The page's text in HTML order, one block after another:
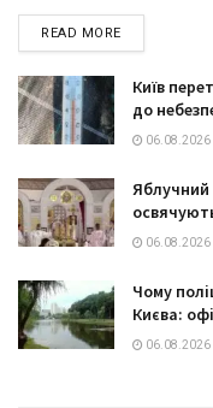
READ MORE
Київ
до
06.08.2026
Яблучний
06.08.2026
Чому
Києва:
06.08.2026